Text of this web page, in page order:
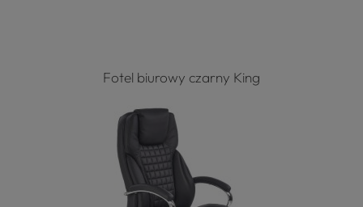
Fotel biurowy czarny King